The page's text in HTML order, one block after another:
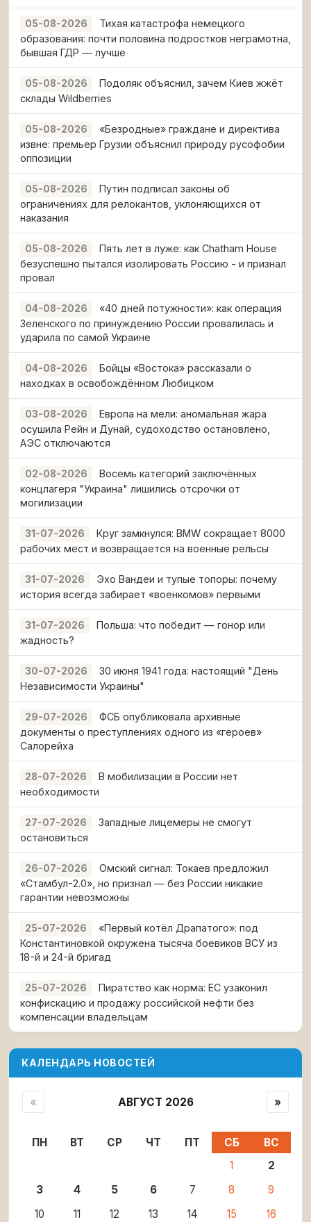
05-08-2026
Тихая катастрофа немецкого
образования: почти половина подростков неграмотна,
бывшая ГДР — лучше
05-08-2026
Подоляк объяснил, зачем Киев жжёт
склады Wildberries
05-08-2026
«Безродные» граждане и директива
извне: премьер Грузии объяснил природу русофобии
оппозиции
05-08-2026
Путин подписал законы об
ограничениях для релокантов, уклоняющихся от
наказания
05-08-2026
Пять лет в луже: как Chatham House
безуспешно пытался изолировать Россию - и признал
провал
04-08-2026
«40 дней потужности»: как операция
Зеленского по принуждению России провалилась и
ударила по самой Украине
04-08-2026
Бойцы «Востока» рассказали о
находках в освобождённом Любицком
03-08-2026
Европа на мели: аномальная жара
осушила Рейн и Дунай, судоходство остановлено,
АЭС отключаются
02-08-2026
Восемь категорий заключённых
концлагеря "Украина" лишились отсрочки от
могилизации
31-07-2026
Круг замкнулся: BMW сокращает 8000
рабочих мест и возвращается на военные рельсы
31-07-2026
Эхо Вандеи и тупые топоры: почему
история всегда забирает «военкомов» первыми
31-07-2026
Польша: что победит — гонор или
жадность?
30-07-2026
30 июня 1941 года: настоящий "День
Независимости Украины"
29-07-2026
ФСБ опубликовала архивные
документы о преступлениях одного из «героев»
Салорейха
28-07-2026
В мобилизации в России нет
необходимости
27-07-2026
Западные лицемеры не смогут
остановиться
26-07-2026
Омский сигнал: Токаев предложил
«Стамбул-2.0», но признал — без России никакие
гарантии невозможны
25-07-2026
«Первый котёл Драпатого»: под
Константиновкой окружена тысяча боевиков ВСУ из
18-й и 24-й бригад
25-07-2026
Пиратство как норма: ЕС узаконил
конфискацию и продажу российской нефти без
компенсации владельцам
КАЛЕНДАРЬ НОВОСТЕЙ
« АВГУСТ 2026 »
ПН ВТ СР ЧТ ПТ СБ
ВС
1
2
3
4 5 6 7 8
9
10
11 12 13 14 15
16